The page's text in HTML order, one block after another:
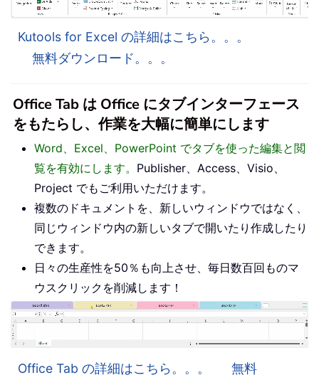
Kutools for Excel の詳細はこちら。。。
無料ダウンロード。。。
Office Tab は Office にタブインターフェース
をもたらし、作業を大幅に簡単にします
Word、Excel、PowerPoint でタブを使った編集と閲
覧を有効にします。 Publisher、Access、Visio、
Project でもご利用いただけます。
複数のドキュメントを、新しいウィンドウではなく、
同じウィンドウ内の新しいタブで開いたり作成したり
できます。
日々の生産性を50％も向上させ、毎日数百回ものマ
ウスクリックを削減します！
Office Tab の詳細はこちら。。。
無料